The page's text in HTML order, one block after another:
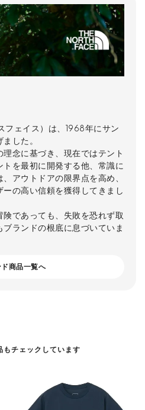
フェイス）は、1968年にサン
した。
理念に基づき、現在ではテント
を最初に開発する他、常識に
アウトドアの限界点を高め、
の高い信頼を獲得してきまし
険であっても、失敗を恐れず取
ランドの根底に息づいていま
ド商品一覧へ
もチェックしています